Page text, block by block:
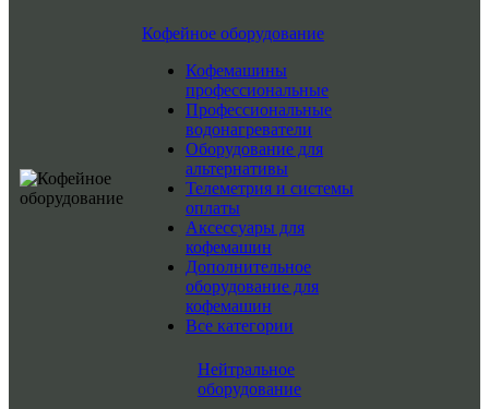
Кофейное оборудование
Кофемашины
профессиональные
Профессиональные
водонагреватели
Оборудование для
альтернативы
Телеметрия и системы
оплаты
Аксессуары для
кофемашин
Дополнительное
оборудование для
кофемашин
Все категории
Нейтральное
оборудование